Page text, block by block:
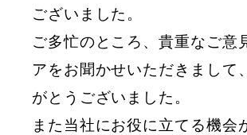
ございました。
ご多忙のところ、貴重なご意
アをお聞かせいただきまして
がとうございました。
また当社にお役に立てる機会